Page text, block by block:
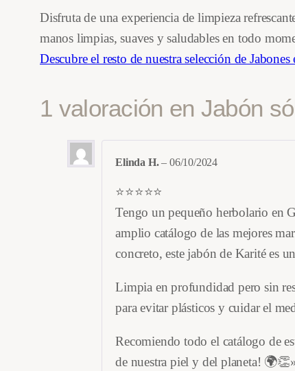
Disfruta de una experiencia de limpieza
manos limpias, suaves y saludables en todo
Descubre el resto de nuestra selección de
1 valoración en Jabón
Elinda H.– 06/10/2024
⭐️⭐️⭐️⭐️⭐️
Tengo un pequeño herbolario en
amplio catálogo de las mejores
concreto, este jabón de Karité es
Limpia en profundidad pero sin
para evitar plásticos y cuidar el
Recomiendo todo el catálogo de
de nuestra piel y del planeta!